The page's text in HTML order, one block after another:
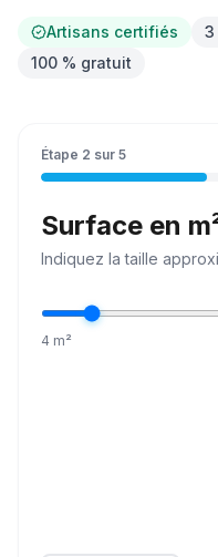
Artisans certifiés
3
100 % gratuit
Étape 2 sur 5
Surface en
Indiquez lataille
4 m²